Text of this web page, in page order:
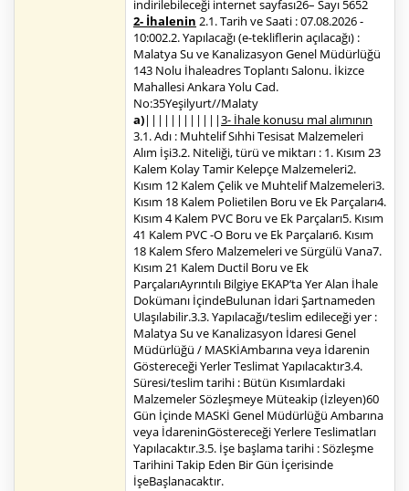
indirilebileceği internet sayfası26– Sayı 5652
2- İhalenin 2.1. Tarih ve Saati : 07.08.2026 -
10:002.2. Yapılacağı (e-tekliflerin açılacağı) :
Malatya Su ve Kanalizasyon Genel Müdürlüğü
143 Nolu İhaleadres Toplantı Salonu. İkizce
Mahallesi Ankara Yolu Cad.
No:35Yeşilyurt//Malaty
a)||||||||||||3- İhale konusu mal alımının
3.1. Adı : Muhtelif Sıhhi Tesisat Malzemeleri
Alım İşi3.2. Niteliği, türü ve miktarı : 1. Kısım 23
Kalem Kolay Tamir Kelepçe Malzemeleri2.
Kısım 12 Kalem Çelik ve Muhtelif Malzemeleri3.
Kısım 18 Kalem Polietilen Boru ve Ek Parçaları4.
Kısım 4 Kalem PVC Boru ve Ek Parçaları5. Kısım
41 Kalem PVC -O Boru ve Ek Parçaları6. Kısım
18 Kalem Sfero Malzemeleri ve Sürgülü Vana7.
Kısım 21 Kalem Ductil Boru ve Ek
ParçalarıAyrıntılı Bilgiye EKAP’ta Yer Alan İhale
Dokümanı İçindeBulunan İdari Şartnameden
Ulaşılabilir.3.3. Yapılacağı/teslim edileceği yer :
Malatya Su ve Kanalizasyon İdaresi Genel
Müdürlüğü / MASKİAmbarına veya İdarenin
Göstereceği Yerler Teslimat Yapılacaktır3.4.
Süresi/teslim tarihi : Bütün Kısımlardaki
Malzemeler Sözleşmeye Müteakip (İzleyen)60
Gün İçinde MASKİ Genel Müdürlüğü Ambarına
veya İdareninGöstereceği Yerlere Teslimatları
Yapılacaktır.3.5. İşe başlama tarihi : Sözleşme
Tarihini Takip Eden Bir Gün İçerisinde
İşeBaşlanacaktır.